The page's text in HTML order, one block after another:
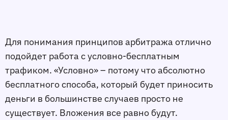
Для понимания принципов арбитража отлично
подойдет работа с условно-бесплатным
трафиком. «Условно» – потому что абсолютно
бесплатного способа, который будет приносить
деньги в большинстве случаев просто не
существует. Вложения все равно будут.